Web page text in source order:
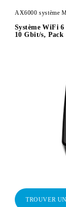
AX6000 système
Système WiFi
10 Gbit/s,
TROUVER